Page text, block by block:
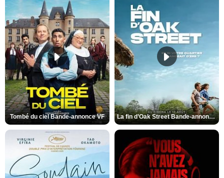
Tombé du ciel Bande-annonce VF La fin d’Oak Street Bande-annonce VO STFR